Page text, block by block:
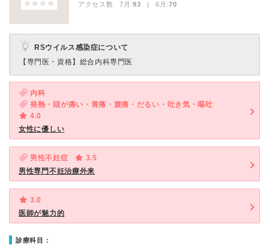
アクセス数 7月:93 | 6月:70
RSウイルス感染症について
【専門医・資格】 総合内科専門医
内科
発熱・頭が痛い・胃痛・腹痛・だるい・吐き気・嘔吐
4.0
女性に優しい
男性不妊症
3.5
男性専門不妊治療外来
3.0
医師が魅力的
診療科目：